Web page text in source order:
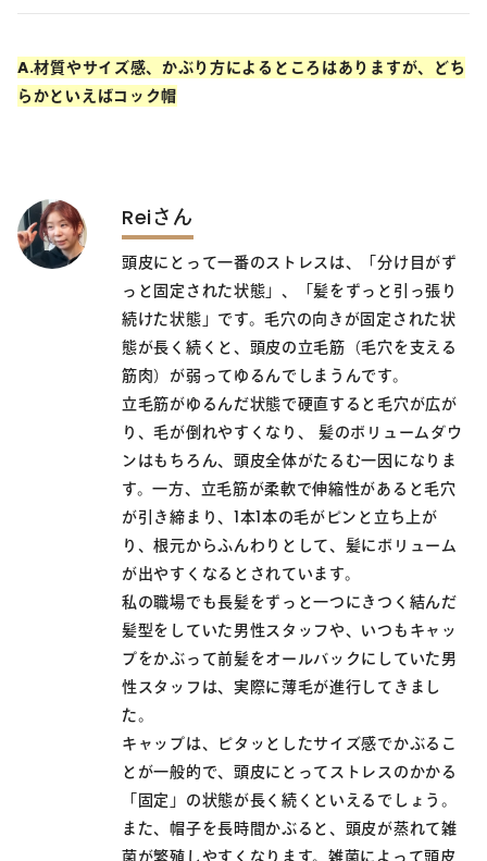
A.材質やサイズ感、かぶり方によるところはありますが、どち
らかといえばコック帽
Reiさん
頭皮にとって一番のストレスは、「分け目がず
っと固定された状態」、「髪をずっと引っ張り
続けた状態」です。毛穴の向きが固定された状
態が長く続くと、頭皮の立毛筋（毛穴を支える
筋肉）が弱ってゆるんでしまうんです。
立毛筋がゆるんだ状態で硬直すると毛穴が広が
り、毛が倒れやすくなり、 髪のボリュームダウ
ンはもちろん、頭皮全体がたるむ一因になりま
す。一方、立毛筋が柔軟で伸縮性があると毛穴
が引き締まり、1本1本の毛がピンと立ち上が
り、根元からふんわりとして、髪にボリューム
が出やすくなるとされています。
私の職場でも長髪をずっと一つにきつく結んだ
髪型をしていた男性スタッフや、いつもキャッ
プをかぶって前髪をオールバックにしていた男
性スタッフは、実際に薄毛が進行してきまし
た。
キャップは、ピタッとしたサイズ感でかぶるこ
とが一般的で、頭皮にとってストレスのかかる
「固定」の状態が長く続くといえるでしょう。
また、帽子を長時間かぶると、頭皮が蒸れて雑